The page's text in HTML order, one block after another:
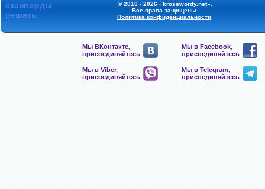
сканворды
решать
© 2010 - 2026 «krosswordy.net».
Все права защищены.
Политика конфиденциальности.
Мы ВКонтакте,
присоединяйтесь
Мы в Facebook,
присоединяйтесь
Мы в Viber,
присоединяйтесь
Мы в Telegram,
присоединяйтесь